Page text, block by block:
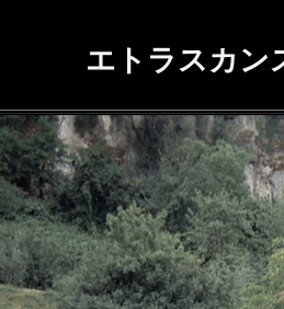
エトラスカン